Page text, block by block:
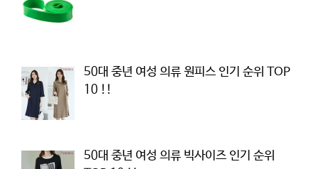
50대 중년 여성 의류 원피스 인기 순위 TOP
10 !!
50대 중년 여성 의류 빅사이즈 인기 순위